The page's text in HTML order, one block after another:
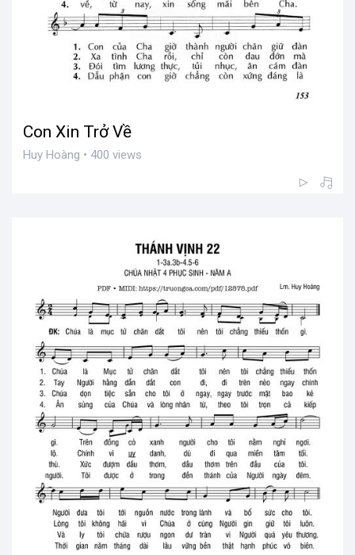
Con Xin Trở Về
Huy Hoàng • 400 views